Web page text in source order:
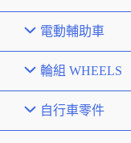
電動輔助車
輪組 WHEELS
自行車零件